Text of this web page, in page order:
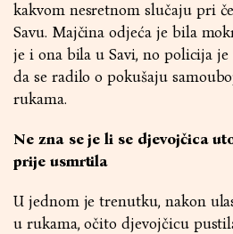
kakvom nesretnom slučaju pri
Savu. Majčina odjeća je bila
je i ona bila u Savi, no policija
da se radilo o pokušaju
rukama.
Ne zna se je li se djevojčica
prije usmrtila
U jednom je trenutku, nakon
u rukama, očito djevojčicu